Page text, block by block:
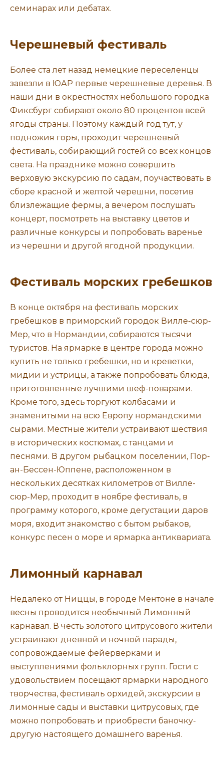
семинарах или дебатах.
Черешневый фестиваль
Более ста лет назад немецкие переселенцы
завезли в ЮАР первые черешневые деревья. В
наши дни в окрестностях небольшого городка
Фиксбург собирают около 80 процентов всей
ягоды страны. Поэтому каждый год тут, у
подножия горы, проходит черешневый
фестиваль, собирающий гостей со всех концов
света. На празднике можно совершить
верховую экскурсию по садам, поучаствовать в
сборе красной и желтой черешни, посетив
близлежащие фермы, а вечером послушать
концерт, посмотреть на выставку цветов и
различные конкурсы и попробовать варенье
из черешни и другой ягодной продукции.
Фестиваль морских гребешков
В конце октября на фестиваль морских
гребешков в приморский городок Вилле-сюр-
Мер, что в Нормандии, собираются тысячи
туристов. На ярмарке в центре города можно
купить не только гребешки, но и креветки,
мидии и устрицы, а также попробовать блюда,
приготовленные лучшими шеф-поварами.
Кроме того, здесь торгуют колбасами и
знаменитыми на всю Европу нормандскими
сырами. Местные жители устраивают шествия
в исторических костюмах, с танцами и
песнями. В другом рыбацком поселении, Пор-
ан-Бессен-Юппене, расположенном в
нескольких десятках километров от Вилле-
сюр-Мер, проходит в ноябре фестиваль, в
программу которого, кроме дегустации даров
моря, входит знакомство с бытом рыбаков,
конкурс песен о море и ярмарка антиквариата.
Лимонный карнавал
Недалеко от Ниццы, в городе Ментоне в начале
весны проводится необычный Лимонный
карнавал. В честь золотого цитрусового жители
устраивают дневной и ночной парады,
сопровождаемые фейерверками и
выступлениями фольклорных групп. Гости с
удовольствием посещают ярмарки народного
творчества, фестиваль орхидей, экскурсии в
лимонные сады и выставки цитрусовых, где
можно попробовать и приобрести баночку-
другую настоящего домашнего варенья.